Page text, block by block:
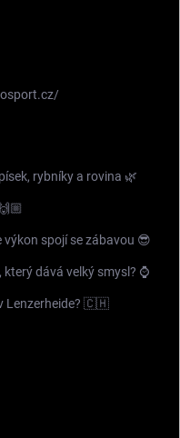
rybníky a rovina 🌿
spojí se zábavou 😎
dává velký smysl? ⌚️
Lenzerheide? 🇨🇭